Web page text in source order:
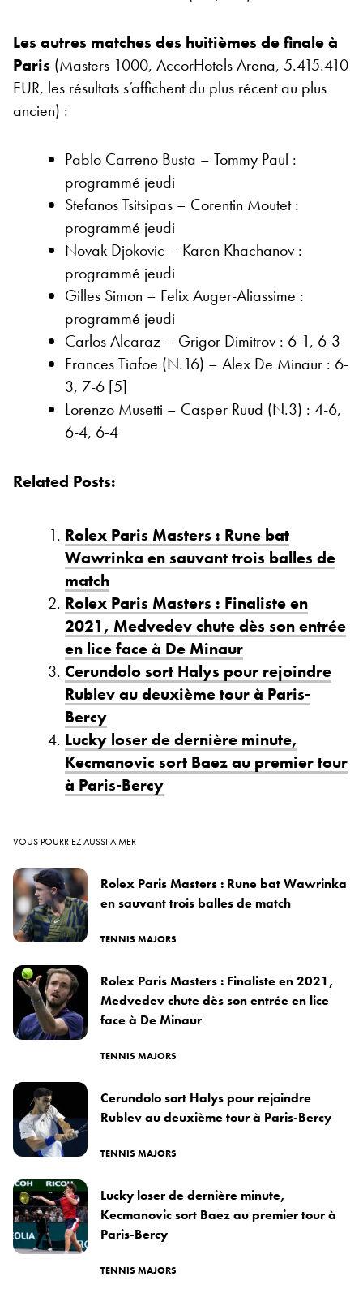
Les autres matches des huitièmes de finale à
Paris (Masters 1000, AccorHotels Arena, 5.415.410
EUR, les résultats s’affichent du plus récent au plus
ancien) :
Pablo Carreno Busta – Tommy Paul :
programmé jeudi
Stefanos Tsitsipas – Corentin Moutet :
programmé jeudi
Novak Djokovic – Karen Khachanov :
programmé jeudi
Gilles Simon – Felix Auger-Aliassime :
programmé jeudi
Carlos Alcaraz – Grigor Dimitrov : 6-1, 6-3
Frances Tiafoe (N.16) – Alex De Minaur : 6-
3, 7-6 [5]
Lorenzo Musetti – Casper Ruud (N.3) : 4-6,
6-4, 6-4
Related Posts:
Rolex Paris Masters : Rune bat
Wawrinka en sauvant trois balles de
match
Rolex Paris Masters : Finaliste en
2021, Medvedev chute dès son entrée
en lice face à De Minaur
Cerundolo sort Halys pour rejoindre
Rublev au deuxième tour à Paris-
Bercy
Lucky loser de dernière minute,
Kecmanovic sort Baez au premier tour
à Paris-Bercy
VOUS POURRIEZ AUSSI AIMER
Rolex Paris Masters : Rune bat Wawrinka
en sauvant trois balles de match
TENNIS MAJORS
Rolex Paris Masters : Finaliste en 2021,
Medvedev chute dès son entrée en lice
face à De Minaur
TENNIS MAJORS
Cerundolo sort Halys pour rejoindre
Rublev au deuxième tour à Paris-Bercy
TENNIS MAJORS
Lucky loser de dernière minute,
Kecmanovic sort Baez au premier tour à
Paris-Bercy
TENNIS MAJORS